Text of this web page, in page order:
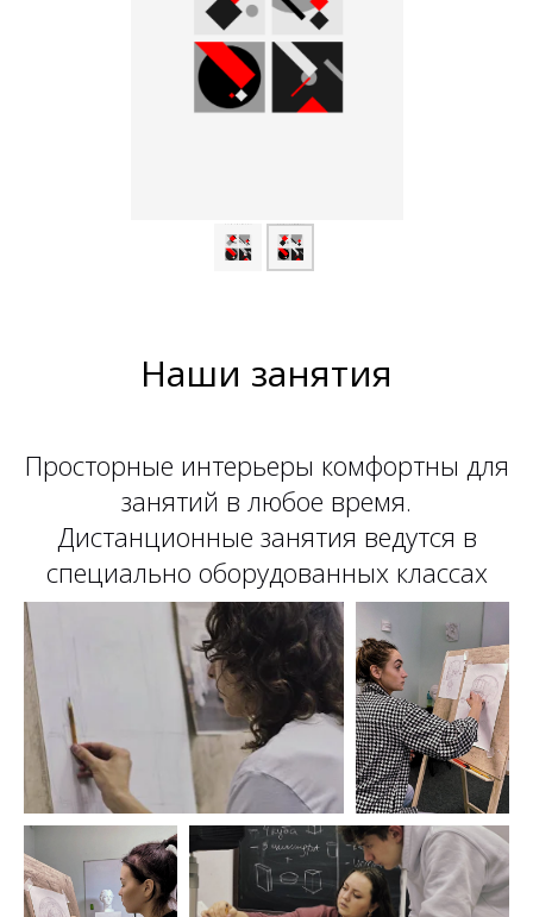
Наши занятия
Просторные интерьеры комфортны для
занятий в любое время.
Дистанционные занятия ведутся в
специально оборудованных классах